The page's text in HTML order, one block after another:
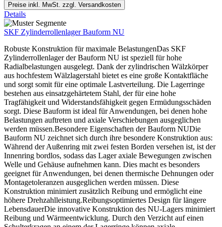
Preise inkl. MwSt. zzgl. Versandkosten
Details
SKF Zylinderrollenlager Bauform NU
Robuste Konstruktion für maximale BelastungenDas SKF
Zylinderrollenlager der Bauform NU ist speziell für hohe
Radialbelastungen ausgelegt. Dank der zylindrischen Wälzkörper
aus hochfestem Wälzlagerstahl bietet es eine große Kontaktfläche
und sorgt somit für eine optimale Lastverteilung. Die Lagerringe
bestehen aus einsatzgehärtetem Stahl, der für eine hohe
Tragfähigkeit und Widerstandsfähigkeit gegen Ermüdungsschäden
sorgt. Diese Bauform ist ideal für Anwendungen, bei denen hohe
Belastungen auftreten und axiale Verschiebungen ausgeglichen
werden müssen.Besondere Eigenschaften der Bauform NUDie
Bauform NU zeichnet sich durch ihre besondere Konstruktion aus:
Während der Außenring mit zwei festen Borden versehen ist, ist der
Innenring bordlos, sodass das Lager axiale Bewegungen zwischen
Welle und Gehäuse aufnehmen kann. Dies macht es besonders
geeignet für Anwendungen, bei denen thermische Dehnungen oder
Montagetoleranzen ausgeglichen werden müssen. Diese
Konstruktion minimiert zusätzlich Reibung und ermöglicht eine
höhere Drehzahlleistung.Reibungsoptimiertes Design für längere
LebensdauerDie innovative Konstruktion des NU-Lagers minimiert
Reibung und Wärmeentwicklung. Durch den Verzicht auf einen